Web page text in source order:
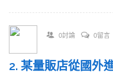
0討論 0留言
2. 某量販店從國外